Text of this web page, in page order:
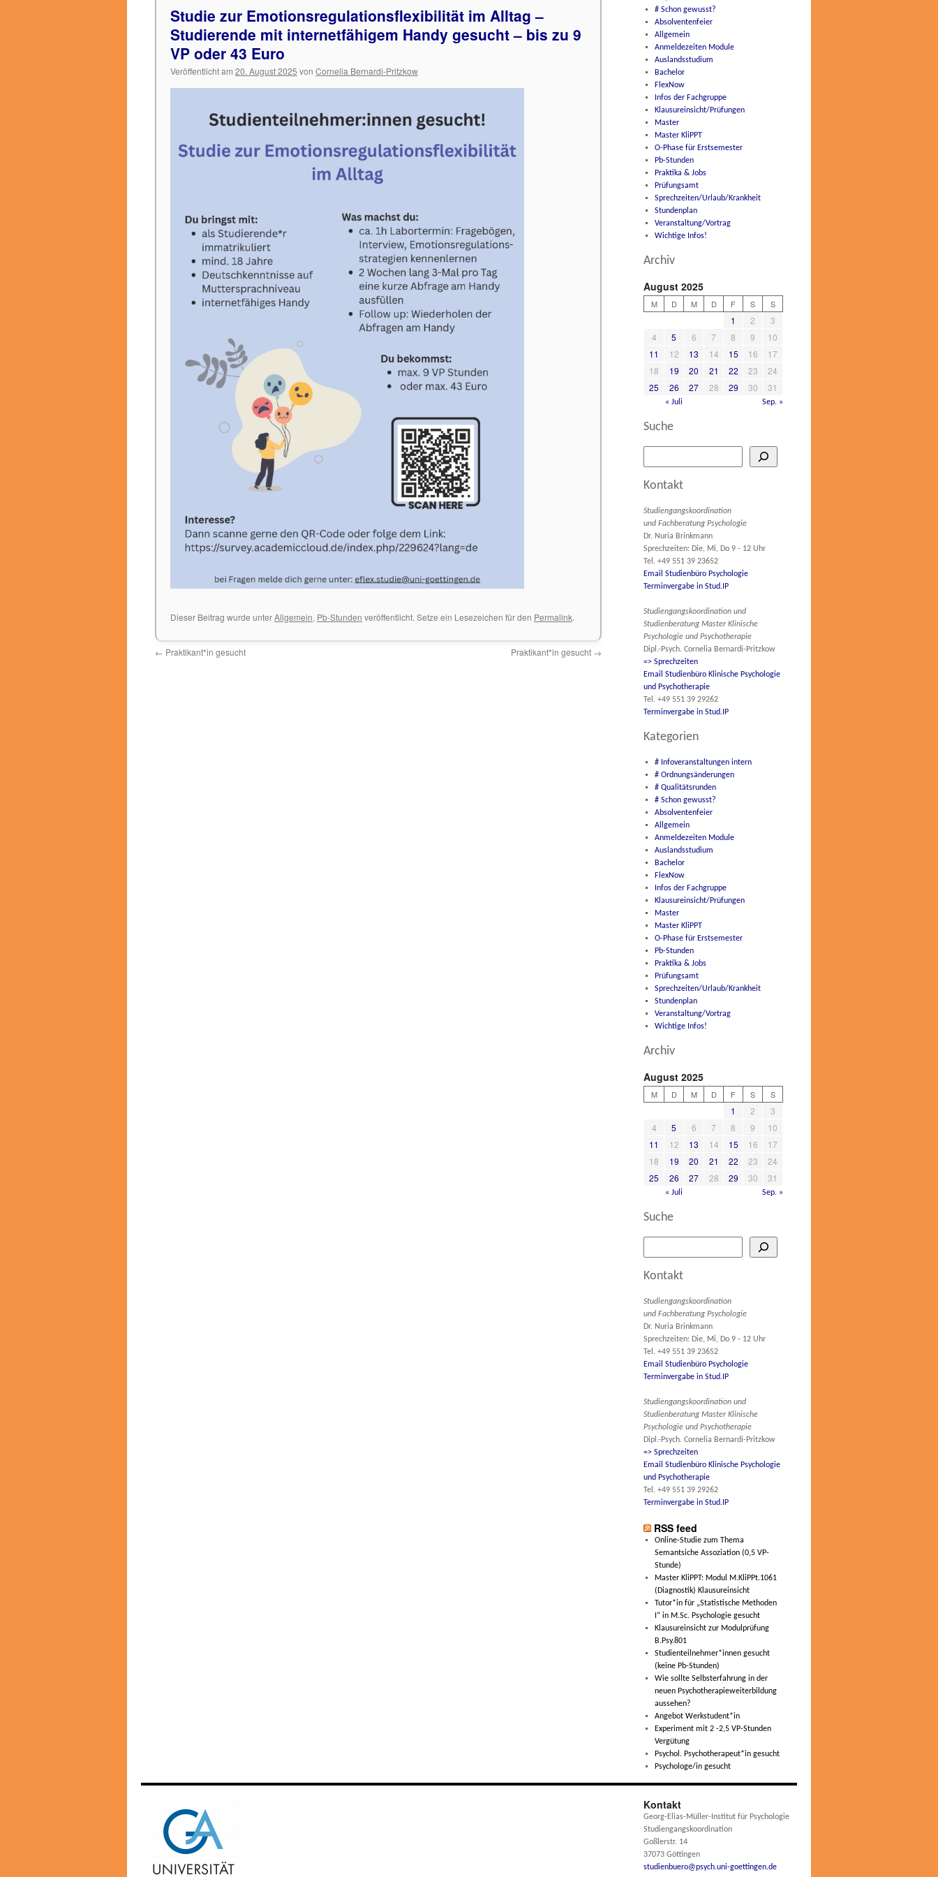
Studie zur Emotionsregulationsflexibilität im Alltag –
Studierende mit internetfähigem Handy gesucht – bis zu 9
VP oder 43 Euro
Veröffentlicht am 20. August 2025 von Cornelia Bernardi-Pritzkow
Dieser Beitrag wurde unterAllgemein, Pb-Stunden veröffentlicht. Setze ein Lesezeichen für den Permalink.
← Praktikant*in gesucht Praktikant*in gesucht →
# Schon gewusst?
Absolventenfeier
Allgemein
Anmeldezeiten Module
Auslandsstudium
Bachelor
FlexNow
Infos der Fachgruppe
Klausureinsicht/Prüfungen
Master
Master KliPPT
O-Phase für Erstsemester
Pb-Stunden
Praktika & Jobs
Prüfungsamt
Sprechzeiten/Urlaub/Krankheit
Stundenplan
Veranstaltung/Vortrag
Wichtige Infos!
Archiv
August 2025
M D M D F S S
1 2
3
4
5 6 7 8 9
10
11
12 13 14 15 16
17
18
19 20 21 22 23
24
25
26 27 28 29 30 31
« Juli Sep. »
Suche
Kontakt
Studiengangskoordination
und Fachberatung Psychologie
Dr. Nuria Brinkmann
Sprechzeiten: Die, Mi, Do 9 - 12 Uhr
Tel. +49 551 39 23652
Email Studienbüro Psychologie
Terminvergabe in Stud.IP
Studiengangskoordination und
Studienberatung Master Klinische
Psychologie und Psychotherapie
Dipl.-Psych. Cornelia Bernardi-Pritzkow
=> Sprechzeiten
Email Studienbüro Klinische Psychologie
und Psychotherapie
Tel. +49 551 39 29262
Terminvergabe in Stud.IP
Kategorien
# Infoveranstaltungen intern
# Ordnungsänderungen
# Qualitätsrunden
# Schon gewusst?
Absolventenfeier
Allgemein
Anmeldezeiten Module
Auslandsstudium
Bachelor
FlexNow
Infos der Fachgruppe
Klausureinsicht/Prüfungen
Master
Master KliPPT
O-Phase für Erstsemester
Pb-Stunden
Praktika & Jobs
Prüfungsamt
Sprechzeiten/Urlaub/Krankheit
Stundenplan
Veranstaltung/Vortrag
Wichtige Infos!
Archiv
August 2025
M D M D F S S
1 2
3
4
5 6 7 8 9
10
11
12 13 14 15 16
17
18
19 20 21 22 23
24
25
26 27 28 29 30 31
« Juli Sep. »
Suche
Kontakt
Studiengangskoordination
und Fachberatung Psychologie
Dr. Nuria Brinkmann
Sprechzeiten: Die, Mi, Do 9 - 12 Uhr
Tel. +49 551 39 23652
Email Studienbüro Psychologie
Terminvergabe in Stud.IP
Studiengangskoordination und
Studienberatung Master Klinische
Psychologie und Psychotherapie
Dipl.-Psych. Cornelia Bernardi-Pritzkow
=> Sprechzeiten
Email Studienbüro Klinische Psychologie
und Psychotherapie
Tel. +49 551 39 29262
Terminvergabe in Stud.IP
RSS feed
Online-Studie zum Thema
Semantsiche Assoziation (0,5 VP-
Stunde)
Master KliPPT: Modul M.KliPPt.1061
(Diagnostik) Klausureinsicht
Tutor*in für „Statistische Methoden
I“ in M.Sc. Psychologie gesucht
Klausureinsicht zur Modulprüfung
B.Psy.801
Studienteilnehmer*innen gesucht
(keine Pb-Stunden)
Wie sollte Selbsterfahrung in der
neuen Psychotherapieweiterbildung
aussehen?
Angebot Werkstudent*in
Experiment mit 2 -2,5 VP-Stunden
Vergütung
Psychol. Psychotherapeut*in gesucht
Psychologe/in gesucht
Kontakt
Georg-Elias-Müller-Institut für Psychologie
Studiengangskoordination
Goßlerstr. 14
37073 Göttingen
studienbuero@psych.uni-goettingen.de